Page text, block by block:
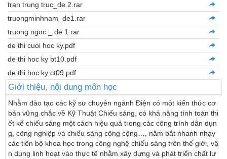
tran trung truc_de 2.rar
truongminhnam_de1.rar
truong ngoc _ de 1.rar
de thi cuoi hoc ky.pdf
de thi hoc ky bt10.pdf
de thi hoc ky ct09.pdf
Giới thiệu, nội dung môn học
Nhằm đào tạo các kỹ sư chuyên ngành Điện có một kiến thức cơ
bản vững chắc về Kỹ Thuật Chiếu sáng, có khả năng tính toán thi
ết kế chiếu sáng một cách hiệu quả trong các công trình dân dụn
g, công nghiệp và chiếu sáng công cộng…, nắm bắt nhanh nhạy
các tiến bộ khoa học trong công nghệ chiếu sáng trên thế giới, vậ
n dụng linh hoạt vào thực tế nhằm xây dựng và phát triển chất lư